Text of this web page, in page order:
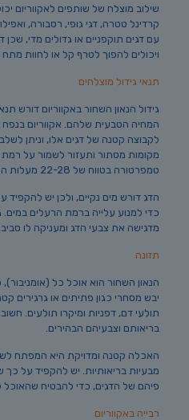
שילוב מוצלח של שותפים לאקווריום
קרדינל טטרה, דגי גופי, רסבורה,
עם דגים תוקפניים או גדולים מדי, שכן
ויכולים להפוך לטרף קל או לחוות מתח
תנאי גידול מוצלחים
גידול הנאון השחור באקווריום דורש
לקבוצה קטנה של דגים אלו, וניתן
מקומות מסתור ותעזור לשמור על
טמפרטורה בטווח של 22-28 מעלות הם תנאים חיוניים לבריאותם.
הדג דורש מים נקיים, ולכן יש להקפיד
כדי למנוע עלייה ברמת הרעלים
מדגישה את צבעי הדג ומעניקה לו
תזונה
הנאון השחור הוא אוכל כל (אומניבור),
יבש מסחרי כגון פתיתים או גרגירים
תולעי דם, דפניות ומיקרו תולעים.
בריאותם וצבעיהם הבהירים.
האכלה קטנה ומדויקת היא המפתח
מבעיות בריאותיות. יש להקפיד על כך
פיהם של הדגים, כדי להבטיח שהאוכל
רבייה באקווריום